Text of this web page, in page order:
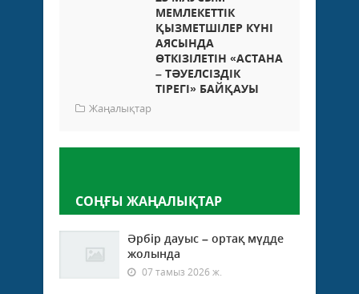
МЕМЛЕКЕТТІК
ҚЫЗМЕТШІЛЕР КҮНІ
АЯСЫНДА
ӨТКІЗІЛЕТІН «АСТАНА
– ТӘУЕЛСІЗДІК
ТІРЕГІ» БАЙҚАУЫ
Жаңалықтар
СОҢҒЫ ЖАҢАЛЫҚТАР
Әрбір дауыс – ортақ мүдде
жолында
07 тамыз 2026 ж.